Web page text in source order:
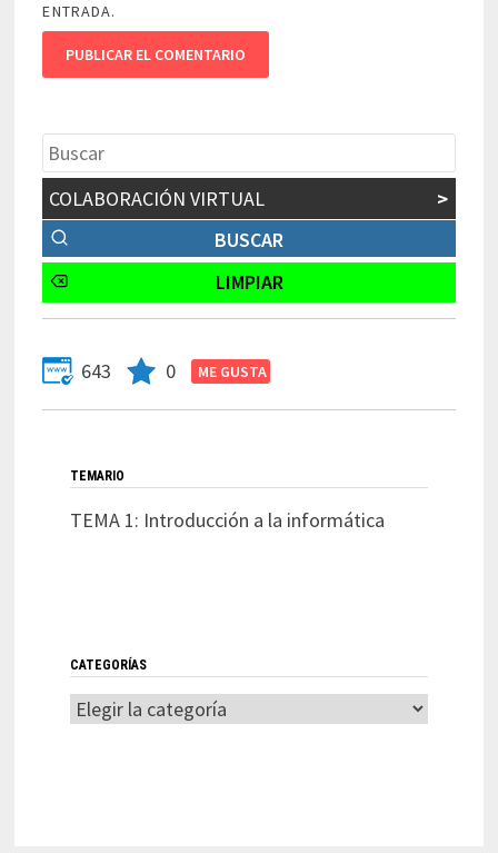
ENTRADA.
COLABORACIÓN VIRTUAL >
643 0
TEMARIO
TEMA 1: Introducción a la informática
CATEGORÍAS
Categorías